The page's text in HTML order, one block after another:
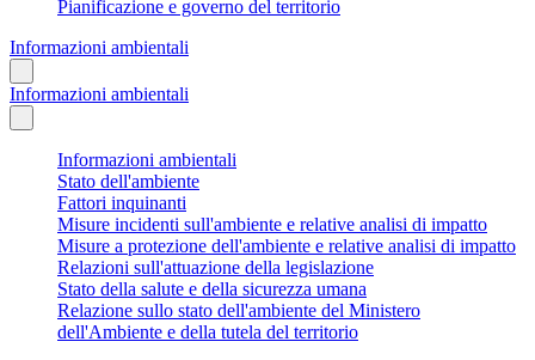
Pianificazione e governo del territorio
Informazioni ambientali
Informazioni ambientali
Informazioni ambientali
Stato dell'ambiente
Fattori inquinanti
Misure incidenti sull'ambiente e relative analisi di impatto
Misure a protezione dell'ambiente e relative analisi di impatto
Relazioni sull'attuazione della legislazione
Stato della salute e della sicurezza umana
Relazione sullo stato dell'ambiente del Ministero
dell'Ambiente e della tutela del territorio